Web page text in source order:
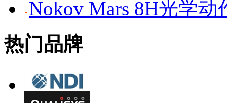
Nokov Mars 8H光学动
热门品牌